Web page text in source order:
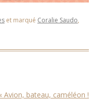
et marqué Coralie Saudo,
Avion, bateau, caméléon !